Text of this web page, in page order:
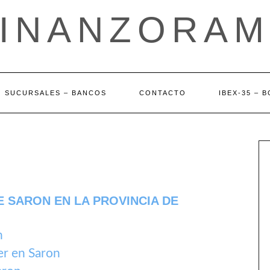
SUCURSALES – BANCOS CONTACTO IBEX-35 –
SARON EN LA PROVINCIA DE
en Saron